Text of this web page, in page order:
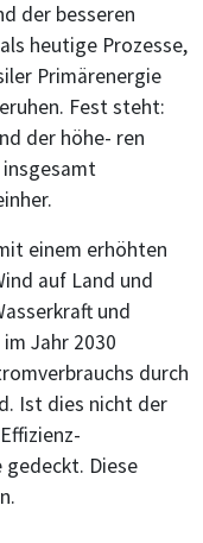
der besseren
heutige Prozesse,
Primärenergie
Fest steht:
der höhe- ren
einem erhöhten
auf Land und
und
Jahr 2030
durch
Ist dies nicht der
gedeckt. Diese